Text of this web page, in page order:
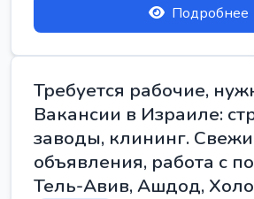
Подробнее
Требуется рабочие,
Вакансии в Израиле:
заводы, клининг.
объявления, работа с
Тель-Авив, Ашдод,